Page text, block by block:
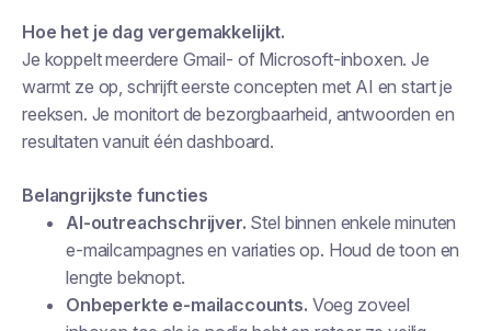
Hoe het je dag vergemakkelijkt.
Je koppelt meerdere Gmail- of Microsoft-inboxen. Je
warmt ze op, schrijft eerste concepten met AI en start je
reeksen. Je monitort de bezorgbaarheid, antwoorden en
resultaten vanuit één dashboard.
Belangrijkste functies
AI-outreachschrijver. Stel binnen enkele minuten
e-mailcampagnes en variaties op. Houd de toon en
lengte beknopt.
Onbeperkte e-mailaccounts. Voeg zoveel